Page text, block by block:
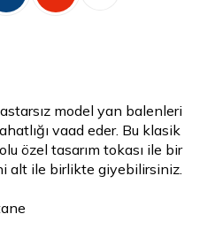
model yan balenleri
vaad eder. Bu klasik
özel tasarım tokası ile bir
alt ile birlikte giyebilirsiniz.